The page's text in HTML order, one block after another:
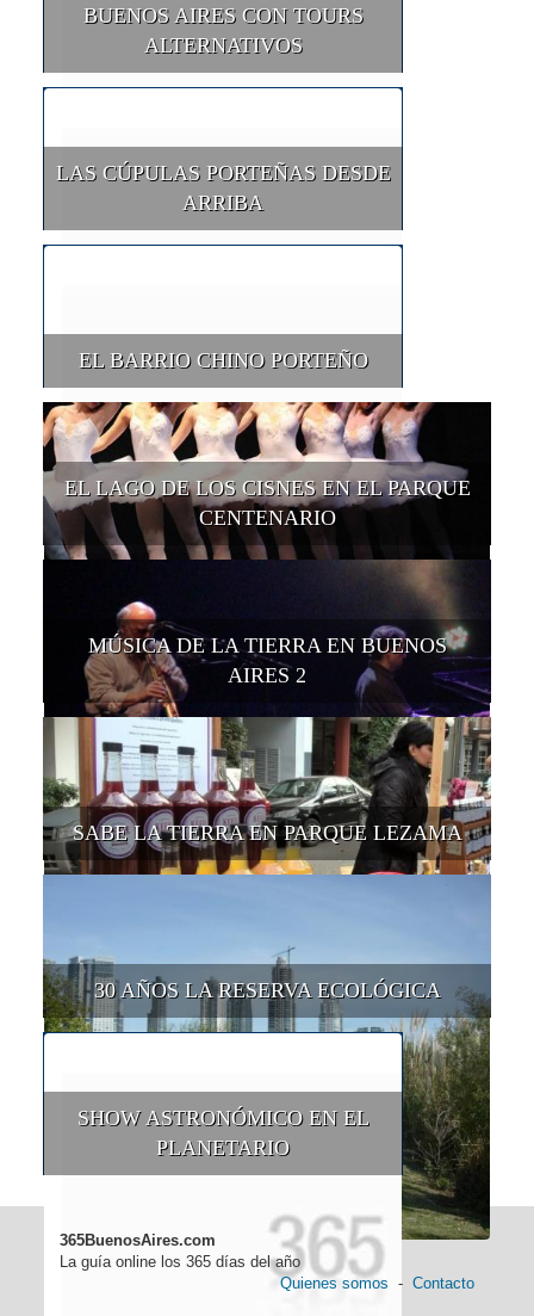
BUENOS AIRES CON TOURS
ALTERNATIVOS
LAS CÚPULAS PORTEÑAS DESDE
ARRIBA
EL BARRIO CHINO PORTEÑO
EL LAGO DE LOS CISNES EN EL PARQUE
CENTENARIO
MÚSICA DE LA TIERRA EN BUENOS
AIRES 2
SABE LA TIERRA EN PARQUE LEZAMA
30 AÑOS LA RESERVA ECOLÓGICA
SHOW ASTRONÓMICO EN EL
PLANETARIO
365BuenosAires.com
La guía online los 365 días del año
Quienes somos - Contacto